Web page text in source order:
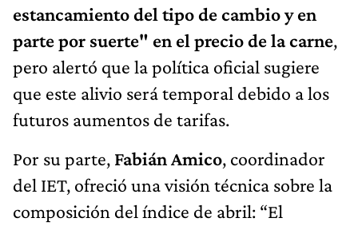
estancamiento del tipo de cambio y en
parte por suerte" en el precio de la carne,
pero alertó que la política oficial sugiere
que este alivio será temporal debido a los
futuros aumentos de tarifas.
Por su parte, Fabián Amico, coordinador
del IET, ofreció una visión técnica sobre la
composición del índice de abril: “El